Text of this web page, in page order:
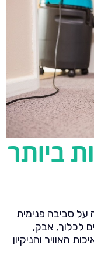
ביותר
על סביבה פנימית
לכלוך, אבק,
האוויר והניקיון